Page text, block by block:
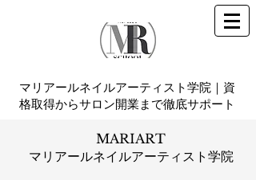
マリアールネイルアーティスト学院｜資
格取得からサロン開業まで徹底サポート
MARIART
マリアールネイルアーティスト学院